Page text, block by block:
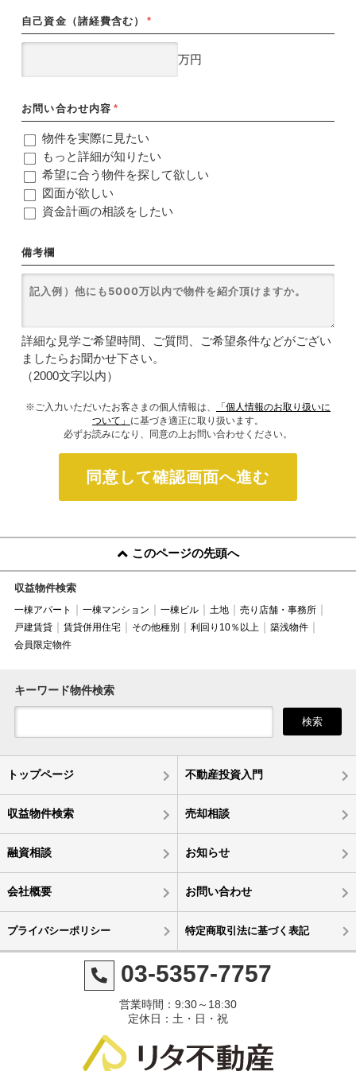
自己資金（諸経費含む） *
万円
お問い合わせ内容 *
物件を実際に見たい
もっと詳細が知りたい
希望に合う物件を探して欲しい
図面が欲しい
資金計画の相談をしたい
備考欄
詳細な見学ご希望時間、ご質問、ご希望条件などがござい
ましたらお聞かせ下さい。
（2000文字以内）
※ご入力いただいたお客さまの個人情報は、
「個人情報のお取り扱いに
ついて」 に基づき適正に取り扱います。
必ずお読みになり、同意の上お問い合わせください。
同意して確認画面へ進む
このページの先頭へ
収益物件検索
一棟アパート 一棟マンション 一棟ビル 土地
売り店舗・事務所
戸建賃貸
賃貸併用住宅 その他種別 利回り10％以上
築浅物件
会員限定物件
キーワード物件検索
検索
トップページ 不動産投資入門
収益物件検索 売却相談
融資相談 お知らせ
会社概要 お問い合わせ
プライバシーポリシー 特定商取引法に基づく表記
03-5357-7757
営業時間：9:30～18:30
定休日：土・日・祝